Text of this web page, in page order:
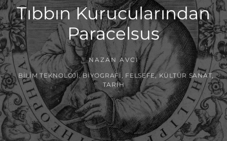
Tıbbın Kurucularından
Paracelsus
NAZAN AVCI
BILIM TEKNOLOJI,BIYOGRAFI, FELSEFE, KÜLTÜR SANAT
TARIH